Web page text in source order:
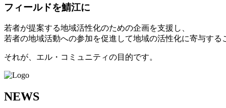
フィールドを鯖江に
若者が提案する地域活性化のための企画を支援し、
若者の地域活動への参加を促進して地域の活性化に寄与する
それが、エル・コミュニティの目的です。
NEWS